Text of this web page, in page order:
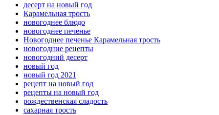
десерт на новый год
Карамельная трость
новогоднее блюдо
новогоднее печенье
Новогоднее печенье Карамельная трость
новогодние рецепты
новогодний десерт
новый год
новый год 2021
рецепт на новый год
рецепты на новый год
рождественская сладость
сахарная трость